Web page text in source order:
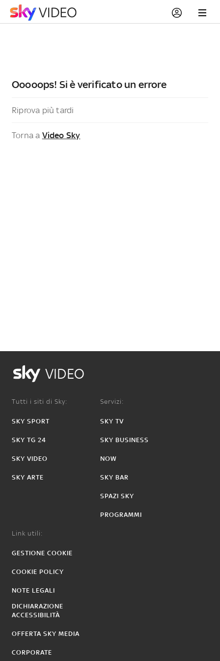
Ooooops! Si è verificato un errore
Riprova più tardi
Torna a Video Sky
VIDEO
Tutti i siti di Sky:
SKY SPORT
SKY TG 24
SKY VIDEO
SKY ARTE
Servizi:
SKY TV
SKY BUSINESS
NOW
SKY BAR
SPAZI SKY
PROGRAMMI
Link utili:
GESTIONE COOKIE
COOKIE POLICY
NOTE LEGALI
DICHIARAZIONE
ACCESSIBILITÀ
OFFERTA SKY MEDIA
CORPORATE